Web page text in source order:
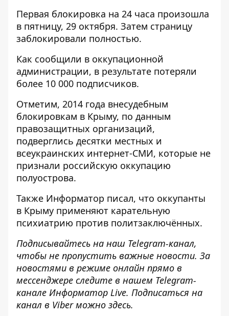
Первая блокировка на 24 часа произошла
в пятницу, 29 октября. Затем страницу
заблокировали полностью.
Как сообщили в оккупационной
администрации, в результате потеряли
более 10 000 подписчиков.
Отметим, 2014 года внесудебным
блокировкам в Крыму, по данным
правозащитных организаций,
подверглись десятки местных и
всеукраинских интернет-СМИ, которые не
признали российскую оккупацию
полуострова.
Также Информатор писал, что оккупанты
в Крыму применяют карательную
психиатрию против политзаключённых.
Подписывайтесь на наш Telegram-канал,
чтобы не пропустить важные новости. За
новостями в режиме онлайн прямо в
мессенджере следите в нашем Telegram-
канале Информатор Live. Подписаться на
канал в Viber можно здесь.